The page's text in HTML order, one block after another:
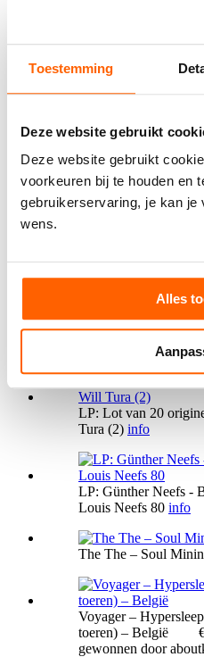
Toestemming
Deze website gebruikt
Deze website gebruikt
voorkeuren bij te houden en
gebruikerservaring, je kan je
wens.
Alles
1,4 GHz
€ 99.12
info
Apple MacBook Air
i5 1,8 GHz
€
gewonnen door
LP: Lot van 20
Tura (2) info
LP: Günther Neefs -
Louis Neefs 80 info
The The – Soul
Voyager –
toeren) – België
gewonnen door